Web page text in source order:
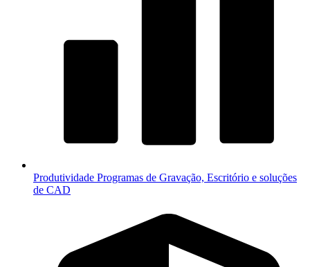
Produtividade Programas de Gravação, Escritório e soluções
de CAD